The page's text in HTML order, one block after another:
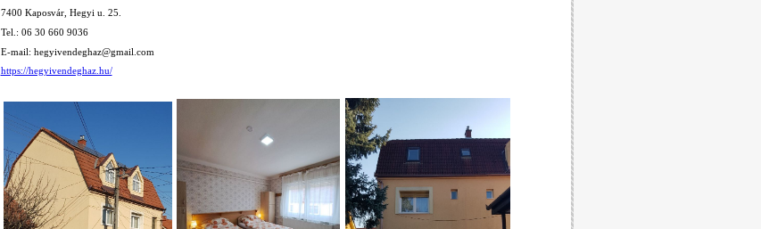
7400 Kaposvár, Hegyi u. 25.
Tel.: 06 30 660 9036
E-mail: hegyivendeghaz@gmail.com
https://hegyivendeghaz.hu/